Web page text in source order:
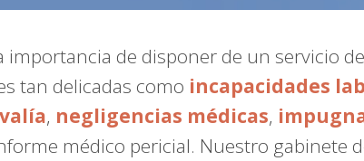
importancia de disponer de un servicio de
tan delicadas como incapacidades
, negligencias médicas,
médico pericial. Nuestro gabinete